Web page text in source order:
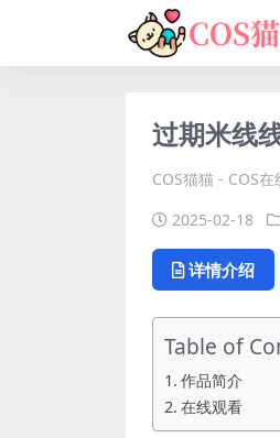
过期米线
COS猫猫 - COS在
2025-02-18
详情介绍
Table of
作品简介
在线观看